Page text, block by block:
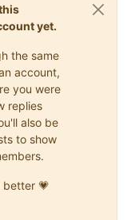
yet.
the same
account,
you were
replies
also be
to show
better 💗